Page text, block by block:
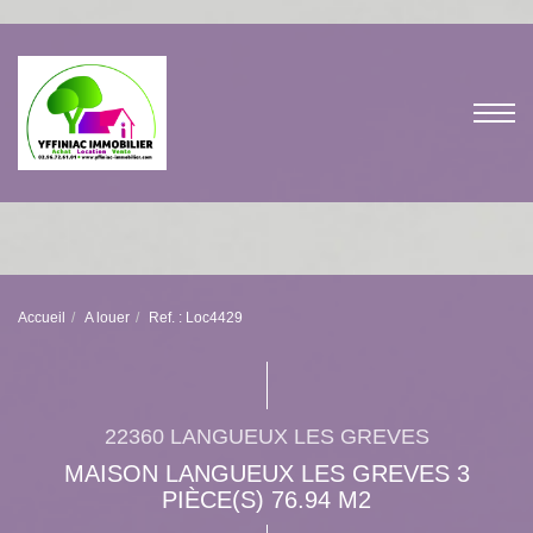
Accueil A louer Ref. : Loc4429
22360 LANGUEUX LES GREVES
MAISON LANGUEUX LES GREVES 3
PIÈCE(S) 76.94 M2